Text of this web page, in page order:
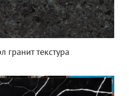
гранит текстура